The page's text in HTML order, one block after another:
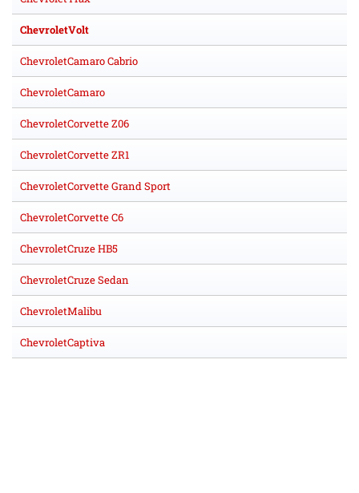
ChevroletVolt
ChevroletCamaro Cabrio
ChevroletCamaro
ChevroletCorvette Z06
ChevroletCorvette ZR1
ChevroletCorvette Grand Sport
ChevroletCorvette C6
ChevroletCruze HB5
ChevroletCruze Sedan
ChevroletMalibu
ChevroletCaptiva